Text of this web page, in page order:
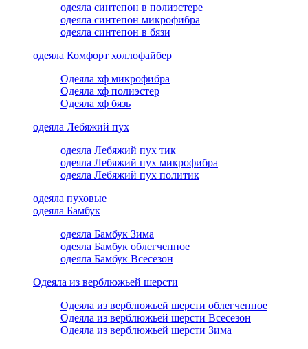
одеяла синтепон в полиэстере
одеяла синтепон микрофибра
одеяла синтепон в бязи
одеяла Комфорт холлофайбер
Одеяла хф микрофибра
Одеяла хф полиэстер
Одеяла хф бязь
одеяла Лебяжий пух
одеяла Лебяжий пух тик
одеяла Лебяжий пух микрофибра
одеяла Лебяжий пух политик
одеяла пуховые
одеяла Бамбук
одеяла Бамбук Зима
одеяла Бамбук облегченное
одеяла Бамбук Всесезон
Одеяла из верблюжьей шерсти
Одеяла из верблюжьей шерсти облегченное
Одеяла из верблюжьей шерсти Всесезон
Одеяла из верблюжьей шерсти Зима